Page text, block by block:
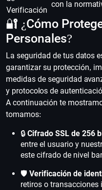
Verificación
con la
🔐 ¿Cómo
Personales?
La seguridad de tus datos
garantizar su protección,
medidas de seguridad
y protocolos de
A continuación te
tomamos:
🔒 Cifrado SSL de 256
entre el usuario y
este cifrado de nivel
🛡️ Verificación de
retiros o